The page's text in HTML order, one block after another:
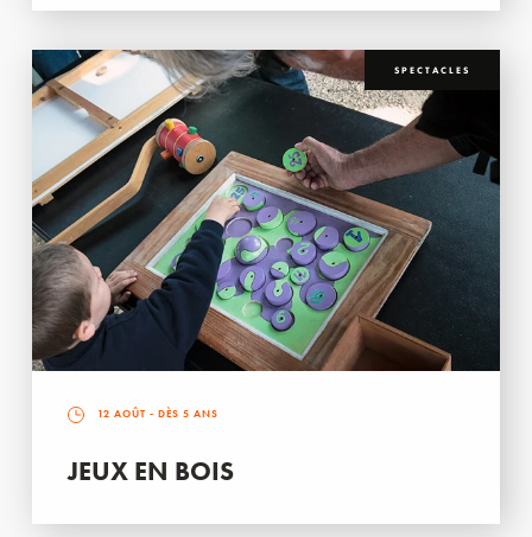
SPECTACLES
12 AOÛT - DÈS 5 ANS
JEUX EN BOIS